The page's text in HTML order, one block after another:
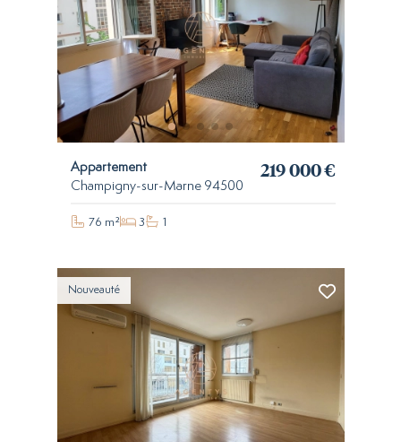
Appartement
Champigny-sur-Marne 94500
219 000 €
76 m² 3 1
Nouveauté